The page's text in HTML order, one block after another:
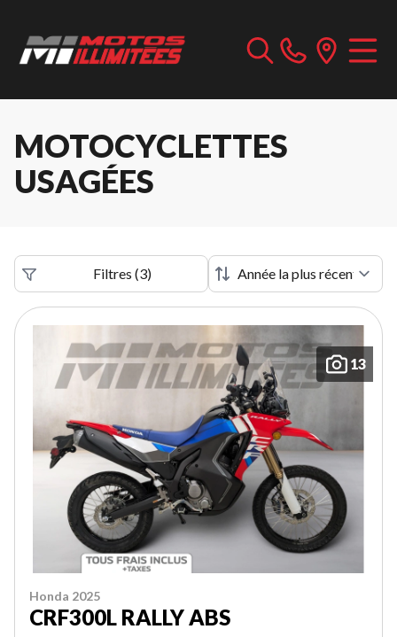
MOTOCYCLETTES
USAGÉES
Filtres (3)
13
Honda 2025
CRF300L RALLY ABS